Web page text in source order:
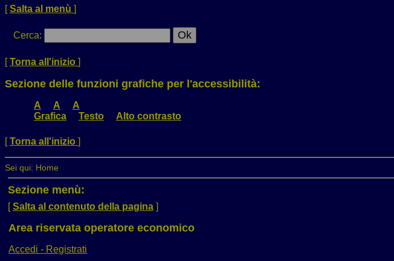
[Salta al menù ]
Cerca:
[Torna all'inizio ]
Sezione delle funzioni grafiche per l'accessibilità:
A A
A
Grafica
Testo Alto contrasto
[Torna all'inizio ]
Sei qui: Home
Sezione menù:
[Salta al contenuto della pagina]
Area riservata operatore economico
Accedi - Registrati